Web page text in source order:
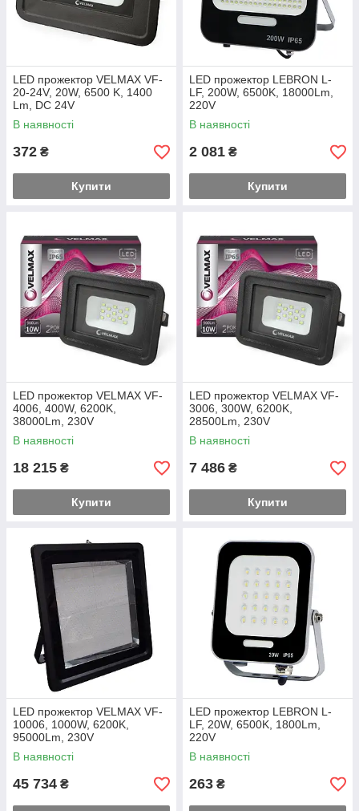
LED прожектор VELMAX VF-
20-24V, 20W, 6500 K, 1400
Lm, DC 24V
В наявності
372 ₴
Купити
LED прожектор LEBRON L-
LF, 200W, 6500K, 18000Lm,
220V
В наявності
2 081 ₴
Купити
LED прожектор VELMAX VF-
4006, 400W, 6200K,
38000Lm, 230V
В наявності
18 215 ₴
Купити
LED прожектор VELMAX VF-
3006, 300W, 6200K,
28500Lm, 230V
В наявності
7 486 ₴
Купити
LED прожектор VELMAX VF-
10006, 1000W, 6200K,
95000Lm, 230V
В наявності
45 734 ₴
LED прожектор LEBRON L-
LF, 20W, 6500K, 1800Lm,
220V
В наявності
263 ₴